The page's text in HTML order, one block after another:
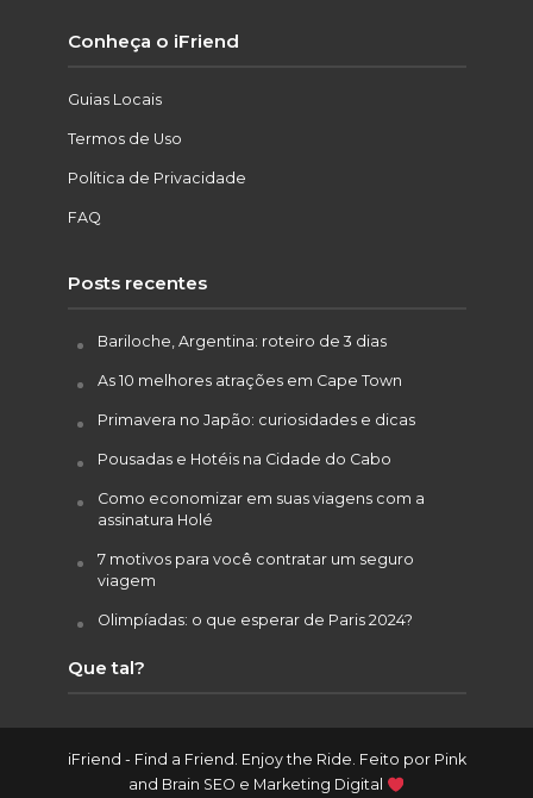
Conheça o iFriend
Guias Locais
Termos de Uso
Política de Privacidade
FAQ
Posts recentes
Bariloche, Argentina: roteiro de 3 dias
As 10 melhores atrações em Cape Town
Primavera no Japão: curiosidades e dicas
Pousadas e Hotéis na Cidade do Cabo
Como economizar em suas viagens com a
assinatura Holé
7 motivos para você contratar um seguro
viagem
Olimpíadas: o que esperar de Paris 2024?
Que tal?
iFriend - Find a Friend. Enjoy the Ride. Feito por Pink
and Brain SEO e Marketing Digital